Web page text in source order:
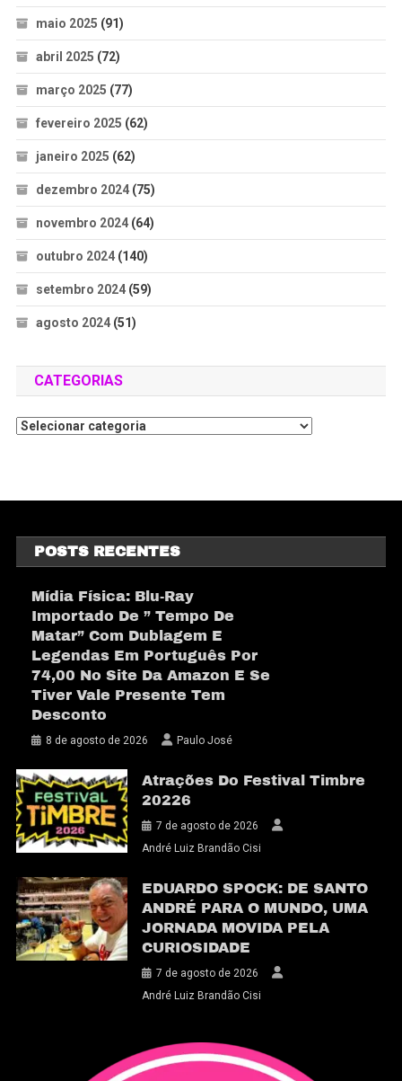
maio 2025 (91)
abril 2025 (72)
março 2025 (77)
fevereiro 2025 (62)
janeiro 2025 (62)
dezembro 2024(75)
novembro 2024(64)
outubro 2024(140)
setembro 2024(59)
agosto 2024(51)
CATEGORIAS
POSTS RECENTES
Mídia Física: Blu-Ray
Importado De ” Tempo De
Matar” Com Dublagem E
Legendas Em Português Por
74,00 No Site Da Amazon E Se
Tiver Vale Presente Tem
Desconto
8 de agosto de 2026 Paulo José
Atrações Do Festival Timbre
20226
7 de agosto de 2026
André Luiz Brandão Cisi
EDUARDO SPOCK: DE SANTO
ANDRÉ PARA O MUNDO, UMA
JORNADA MOVIDA PELA
CURIOSIDADE
7 de agosto de 2026
André Luiz Brandão Cisi